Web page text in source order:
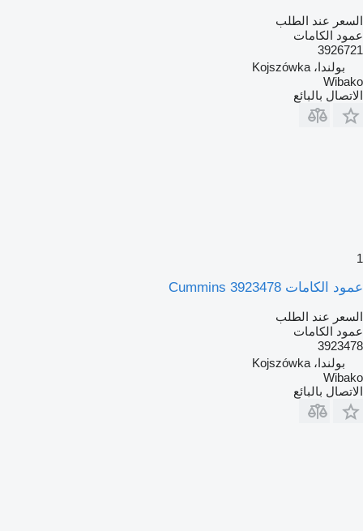
السعر عند الطلب
عمود الكامات
3926721
بولندا، Kojszówka
Wibako
الاتصال بالبائع
1
عمود الكامات Cummins 3923478
السعر عند الطلب
عمود الكامات
3923478
بولندا، Kojszówka
Wibako
الاتصال بالبائع